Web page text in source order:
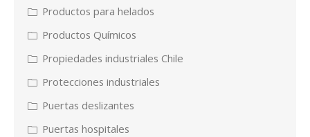
Productos para helados
Productos Químicos
Propiedades industriales Chile
Protecciones industriales
Puertas deslizantes
Puertas hospitales